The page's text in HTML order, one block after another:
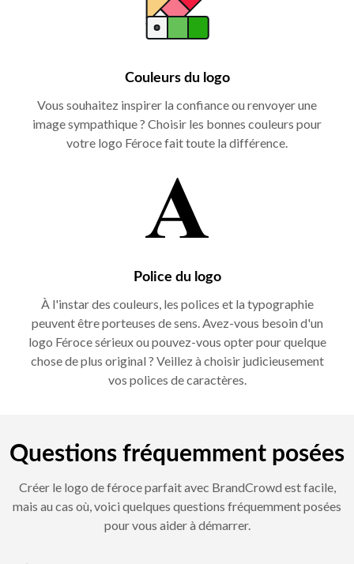
Couleurs du logo
Vous souhaitez inspirer la confiance ou renvoyer une
image sympathique ? Choisir les bonnes couleurs pour
votre logo Féroce fait toute la différence.
Police du logo
À l'instar des couleurs, les polices et la typographie
peuvent être porteuses de sens. Avez-vous besoin d'un
logo Féroce sérieux ou pouvez-vous opter pour quelque
chose de plus original ? Veillez à choisir judicieusement
vos polices de caractères.
Questions fréquemment posées
Créer le logo de féroce parfait avec BrandCrowd est facile,
mais au cas où, voici quelques questions fréquemment posées
pour vous aider à démarrer.